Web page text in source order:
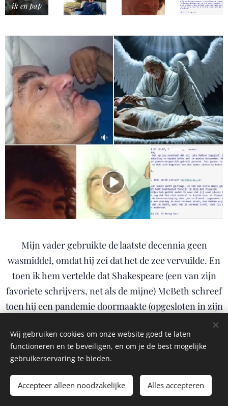
ik en pap
Mijn vader gebruikte de laatste decennia geen
wasmiddel, omdat hij zei dat het de zee vervuilde. En
toen ik hem vertelde dat Shakespeare (een van zijn
favoriete schrijvers, net als de mijne) McBeth schreef
toen hij een pandemie doormaakte (opgesloten in zijn
appartement in Londen voor maanden), wilde hij het
lezen. Zijn ogen waren echter niet meer goed, dus
vroeg hij me om het op audio te sturen, wat ik deed.
stuurde vaak iPods met muziek, en in het
verzorgingshuis begon hij plotseling tegen me in het
Wij gebruiken cookies om onze website goed te laten
functioneren en te beveiligen, en om je de best mogelijke
gebruikerservaring te bieden.
Accepteer alleen noodzakelijke Alles accepteren